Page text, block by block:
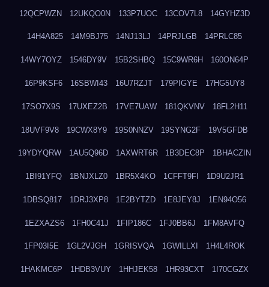
12QCPWZN 12UKQO0N 133P7UOC 13COV7L8 14GYHZ3D
14H4A825 14M9BJ75 14NJ13LJ 14PRJLGB 14PRLC85
14WY7OYZ 1546DY9V 15B2SHBQ 15C9WR6H 160ON64P
16P9KSF6 16SBWI43 16U7RZJT 179PIGYE 17HG5UY8
17SO7X9S 17UXEZ2B 17VE7UAW 181QKVNV 18FL2H11
18UVF9V8 19CWX8Y9 19S0NNZV 19SYNG2F 19V5GFDB
19YDYQRW 1AU5Q96D 1AXWRT6R 1B3DEC8P 1BHACZIN
1BI91YFQ 1BNJXLZ0 1BR5X4KO 1CFFT9FI 1D9U2JR1
1DBSQ817 1DRJ3XP8 1E2BYTZD 1E8JEY8J 1EN94O56
1EZXAZS6 1FH0C41J 1FIP186C 1FJ0BB6J 1FM8AVFQ
1FP03I5E 1GL2VJGH 1GRISVQA 1GWILLXI 1H4L4ROK
1HAKMC6P 1HDB3VUY 1HHJEK58 1HR93CXT 1I70CGZX